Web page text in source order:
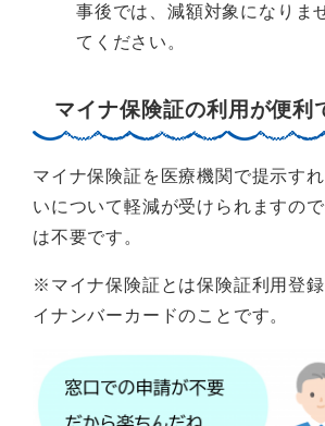
事後では、減額対象になりま
てください。
マイナ保険証の利用が便利
マイナ保険証を医療機関で提示す
いについて軽減が受けられますの
は不要です。
※マイナ保険証とは保険証利用登
イナンバーカードのことです。